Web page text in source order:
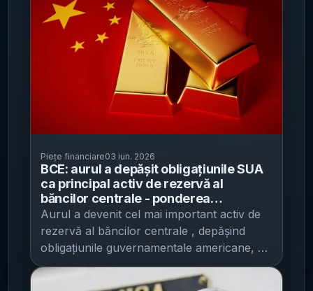
Piețe financiare03 iun. 2026
BCE: aurul a depășit obligațiunile SUA
ca principal activ de rezervă al
băncilor centrale - ponderea
lingourilor a urcat la 27% la final de
2025
Aurul a devenit cel mai important activ de
rezervă al băncilor centrale , depășind
obligațiunile guvernamentale americane, pe
fondul achizițiilor susținute și al scumpirii
accelerate din ultimii ani, potrivit unei